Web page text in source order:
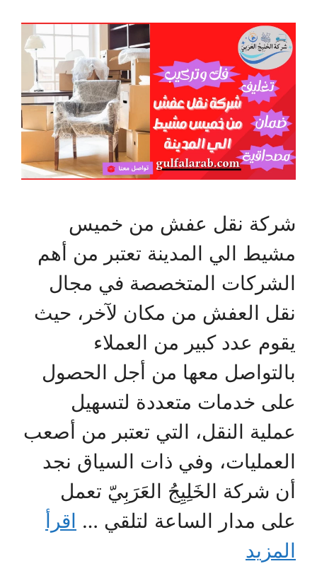
شركة نقل عفش من خميس
مشيط الي المدينة تعتبر من أهم
الشركات المتخصصة في مجال
نقل العفش من مكان لآخر، حيث
يقوم عدد كبير من العملاء
بالتواصل معها من أجل الحصول
على خدمات متعددة لتسهيل
عملية النقل، التي تعتبر من أصعب
العمليات، وفي ذات السياق نجد
أن شركة الخَلِيِجُ العَرَبِيّ تعمل
على مدار الساعة لتلقي … اقرأ
المزيد